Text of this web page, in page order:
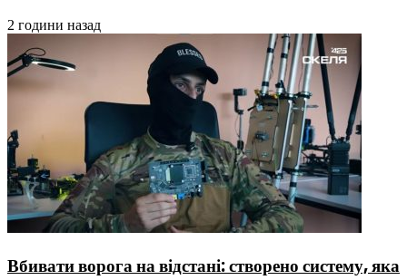
2 години назад
Вбивати ворога на відстані: створено систему, яка